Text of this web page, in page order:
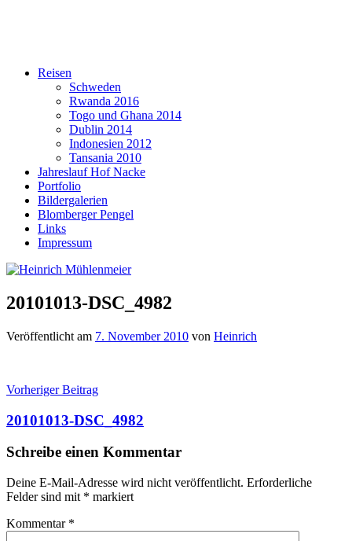
Reisen
Schweden
Rwanda 2016
Togo und Ghana 2014
Dublin 2014
Indonesien 2012
Tansania 2010
Jahreslauf Hof Nacke
Portfolio
Bildergalerien
Blomberger Pengel
Links
Impressum
20101013-DSC_4982
Veröffentlicht am 7. November 2010 von Heinrich
Beitragsnavigation
Vorheriger Beitrag
20101013-DSC_4982
Schreibe einen Kommentar
Deine E-Mail-Adresse wird nicht veröffentlicht. Erforderliche
Felder sind mit * markiert
Kommentar *